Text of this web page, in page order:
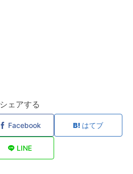
シェアする
Facebook はてブ
LINE